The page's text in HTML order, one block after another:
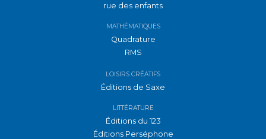
rue des enfants
MATHÉMATIQUES
Quadrature
RMS
LOISIRS CRÉATIFS
Éditions de Saxe
LITTÉRATURE
Éditions du 123
Éditions Perséphone